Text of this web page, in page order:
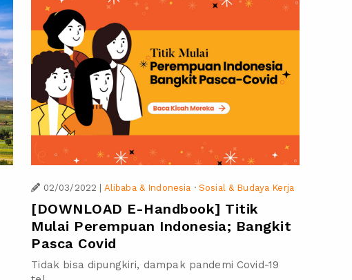
02/03/2022 Alibaba & Indonesia · Sosial & Budaya Kerja
[DOWNLOAD E-Handbook] Titik
Mulai Perempuan Indonesia; Bangkit
Pasca Covid
Tidak bisa dipungkiri, dampak pandemi Covid-19